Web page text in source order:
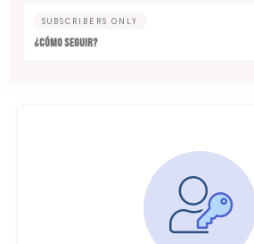
SUBSCRIBERS ONLY
¿CÓMO SEGUIR?